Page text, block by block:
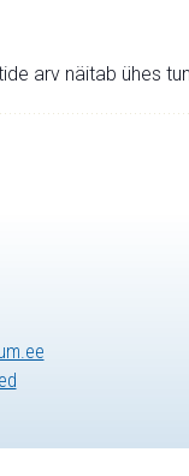
arv näitab ühes